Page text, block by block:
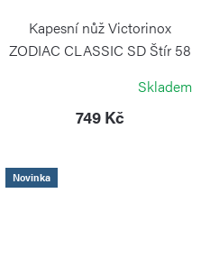
Kapesní nůž Victorinox
ZODIAC CLASSIC SD Štír 58
Skladem
749 Kč
Novinka